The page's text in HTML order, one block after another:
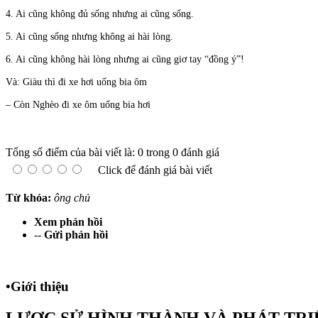
4. Ai cũng không đủ sống nhưng ai cũng sống.
5. Ai cũng sống nhưng không ai hài lòng.
6. Ai cũng không hài lòng nhưng ai cũng giơ tay “đồng ý”!
Và: Giàu thì đi xe hơi uống bia ôm
– Còn Nghèo đi xe ôm uống bia hơi
Tổng số điểm của bài viết là: 0 trong 0 đánh giá
Click để đánh giá bài viết
Từ khóa: ông chủ
Xem phản hồi
-- Gửi phản hồi
•Giới thiệu